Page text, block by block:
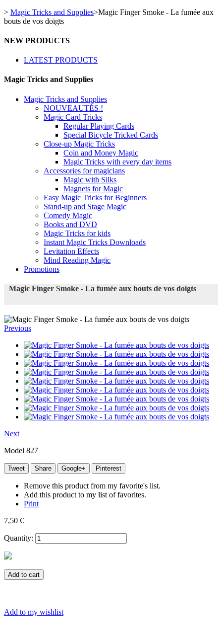
> Magic Tricks and Supplies>Magic Finger Smoke - La fumée aux
bouts de vos doigts
NEW PRODUCTS
LATEST PRODUCTS
Magic Tricks and Supplies
Magic Tricks and Supplies
NOUVEAUTÉS !
Magic Card Tricks
Regular Playing Cards
Special Bicycle Tricked Cards
Close-up Magic Tricks
Coin and Money Magic
Magic Tricks with every day items
Accessories for magicians
Magic with Silks
Magnets for Magic
Easy Magic Tricks for Beginners
Stand-up and Stage Magic
Comedy Magic
Books and DVD
Magic Tricks for kids
Instant Magic Tricks Downloads
Levitation Effects
Mind Reading Magic
Promotions
Magic Finger Smoke - La fumée aux bouts de vos doigts
Previous
Next
Model 827
Tweet Share Google+ Pinterest
Remove this product from my favorite's list.
Add this product to my list of favorites.
Print
7,50 €
Quantity:
Add to cart
Add to my wishlist